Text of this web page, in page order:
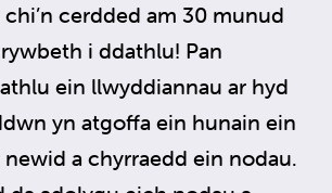
cerdded am 30 munud
i ddathlu! Pan
ein llwyddiannau ar hyd
yn atgoffa ein hunain ein
a chyrraedd ein nodau.